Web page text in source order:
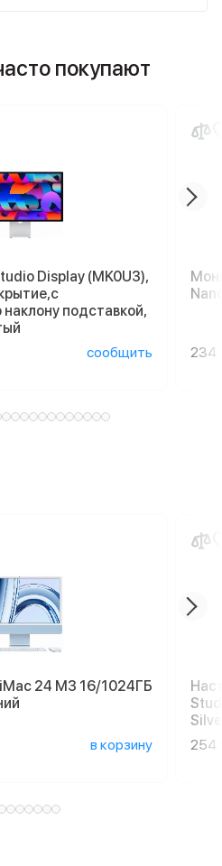
покупают
Display (MK0U3),
подставкой,
сообщить 234
24 M3 16/1024ГБ
в корзину
254